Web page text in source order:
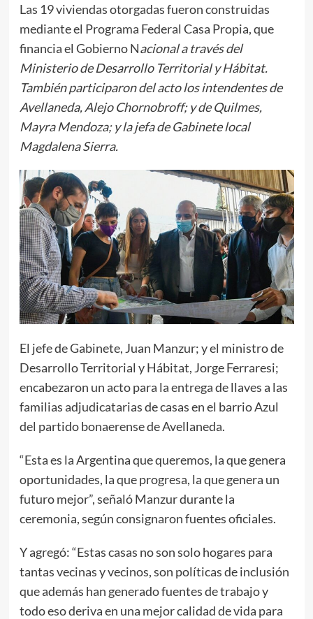
Las 19 viviendas otorgadas fueron construidas
mediante el Programa Federal Casa Propia, que
financia el Gobierno Nacional a través del
Ministerio de Desarrollo Territorial y Hábitat.
También participaron del acto los intendentes de
Avellaneda, Alejo Chornobroff; y de Quilmes,
Mayra Mendoza; y la jefa de Gabinete local
Magdalena Sierra.
El jefe de Gabinete, Juan Manzur; y el ministro de
Desarrollo Territorial y Hábitat, Jorge Ferraresi;
encabezaron un acto para la entrega de llaves a las
familias adjudicatarias de casas en el barrio Azul
del partido bonaerense de Avellaneda.
“Esta es la Argentina que queremos, la que genera
oportunidades, la que progresa, la que genera un
futuro mejor”, señaló Manzur durante la
ceremonia, según consignaron fuentes oficiales.
Y agregó: “Estas casas no son solo hogares para
tantas vecinas y vecinos, son políticas de inclusión
que además han generado fuentes de trabajo y
todo eso deriva en una mejor calidad de vida para